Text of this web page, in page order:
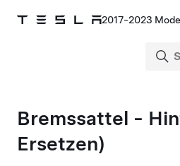
2017-2023
Bremssattel -
Ersetzen)